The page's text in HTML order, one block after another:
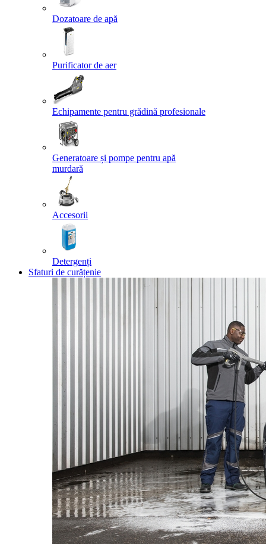
Dozatoare de apă
Purificator de aer
Echipamente pentru grădină profesionale
Generatoare și pompe pentru apă
murdară
Accesorii
Detergenți
Sfaturi de curățenie